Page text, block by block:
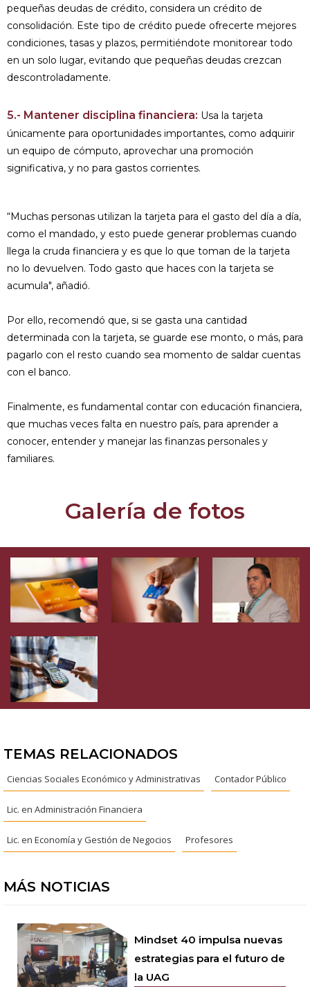
pequeñas deudas de crédito, considera un crédito de
consolidación. Este tipo de crédito puede ofrecerte mejores
condiciones, tasas y plazos, permitiéndote monitorear todo
en un solo lugar, evitando que pequeñas deudas crezcan
descontroladamente.
5.- Mantener disciplina financiera: Usa la tarjeta
únicamente para oportunidades importantes, como adquirir
un equipo de cómputo, aprovechar una promoción
significativa, y no para gastos corrientes.
“Muchas personas utilizan la tarjeta para el gasto del día a día,
como el mandado, y esto puede generar problemas cuando
llega la cruda financiera y es que lo que toman de la tarjeta
no lo devuelven. Todo gasto que haces con la tarjeta se
acumula", añadió.
Por ello, recomendó que, si se gasta una cantidad
determinada con la tarjeta, se guarde ese monto, o más, para
pagarlo con el resto cuando sea momento de saldar cuentas
con el banco.
Finalmente, es fundamental contar con educación financiera,
que muchas veces falta en nuestro país, para aprender a
conocer, entender y manejar las finanzas personales y
familiares.
Galería de fotos
TEMAS RELACIONADOS
Ciencias Sociales Económico y Administrativas Contador Público
Lic. en Administración Financiera
Lic. en Economía y Gestión de Negocios Profesores
MÁS NOTICIAS
Mindset 40 impulsa nuevas
estrategias para el futuro de
la UAG